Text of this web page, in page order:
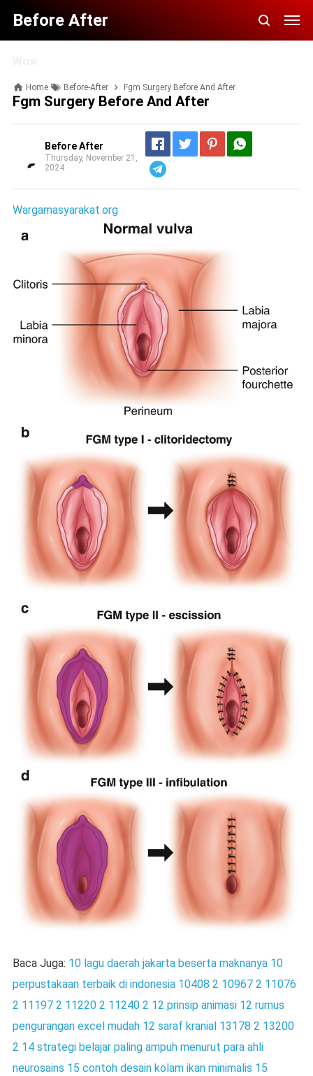
Before After
Home Before-After Fgm Surgery Before And After
Fgm Surgery Before And After
Before After
Thursday, November 21,
2024
Wargamasyarakat.org
Baca Juga: 10 lagu daerah jakarta beserta maknanya 10
perpustakaan terbaik di indonesia 10408 2 10967 2 11076
2 11197 2 11220 2 11240 2 12 prinsip animasi 12 rumus
pengurangan excel mudah 12 saraf kranial 13178 2 13200
2 14 strategi belajar paling ampuh menurut para ahli
neurosains 15 contoh desain kolam ikan minimalis 15